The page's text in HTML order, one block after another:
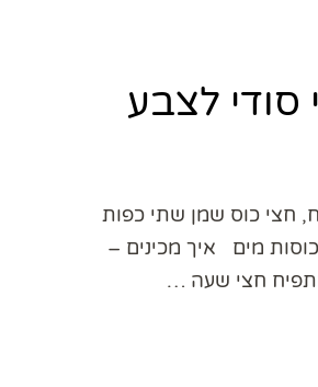
סודי לצבע
חצי כוס שמן שתי כפות
) כף מלח שתי כפות שמרים 2 ביצים שתי כוסות מים איך מכינים –